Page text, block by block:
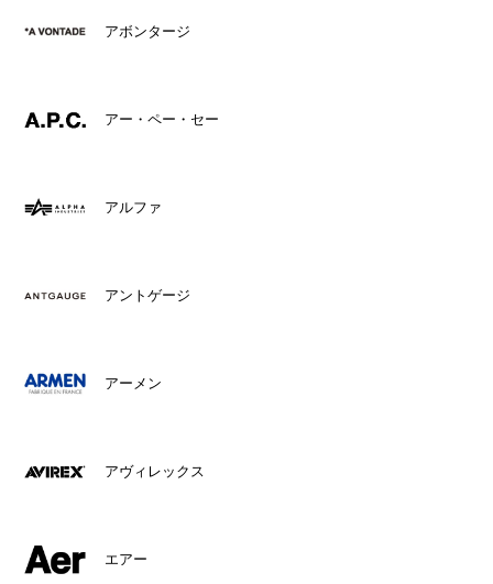
アボンタージ
アー・ペー・セー
アルファ
アントゲージ
アーメン
アヴィレックス
エアー